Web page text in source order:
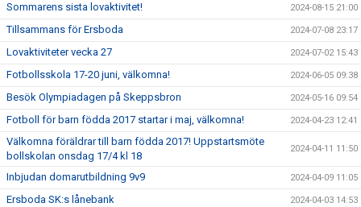
Sommarens sista lovaktivitet! 2024-08-15 21:00
Tillsammans för Ersboda 2024-07-08 23:17
Lovaktiviteter vecka 27 2024-07-02 15:43
Fotbollsskola 17-20 juni, välkomna! 2024-06-05 09:38
Besök Olympiadagen på Skeppsbron 2024-05-16 09:54
Fotboll för barn födda 2017 startar i maj, välkomna! 2024-04-23 12:41
Välkomna föräldrar till barn födda 2017! Uppstartsmöte
bollskolan onsdag 17/4 kl 18
2024-04-11 11:50
Inbjudan domarutbildning 9v9 2024-04-09 11:05
Ersboda SK:s lånebank 2024-04-03 14:53